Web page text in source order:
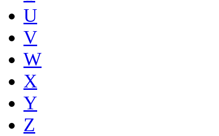
U
V
W
X
Y
Z